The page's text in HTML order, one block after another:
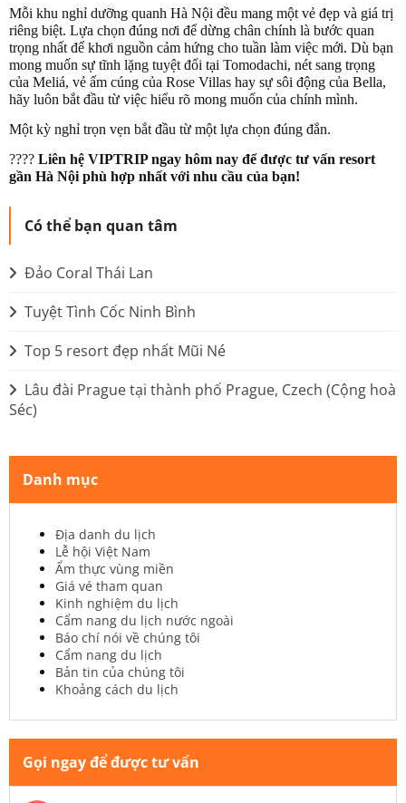
Mỗi khu nghỉ dưỡng quanh Hà Nội đều mang một vẻ đẹp và giá trị
riêng biệt. Lựa chọn đúng nơi để dừng chân chính là bước quan
trọng nhất để khơi nguồn cảm hứng cho tuần làm việc mới. Dù bạn
mong muốn sự tĩnh lặng tuyệt đối tại Tomodachi, nét sang trọng
của Meliá, vẻ ấm cúng của Rose Villas hay sự sôi động của Bella,
hãy luôn bắt đầu từ việc hiểu rõ mong muốn của chính mình.
Một kỳ nghỉ trọn vẹn bắt đầu từ một lựa chọn đúng đắn.
???? Liên hệ VIPTRIP ngay hôm nay để được tư vấn resort
gần Hà Nội phù hợp nhất với nhu cầu của bạn!
Có thể bạn quan tâm
Đảo Coral Thái Lan
Tuyệt Tình Cốc Ninh Bình
Top 5 resort đẹp nhất Mũi Né
Lâu đài Prague tại thành phố Prague, Czech (Cộng hoà
Séc)
Danh mục
Địa danh du lịch
Lễ hội Việt Nam
Ẩm thực vùng miền
Giá vé tham quan
Kinh nghiệm du lịch
Cẩm nang du lịch nước ngoài
Báo chí nói về chúng tôi
Cẩm nang du lịch
Bản tin của chúng tôi
Khoảng cách du lịch
Gọi ngay để được tư vấn